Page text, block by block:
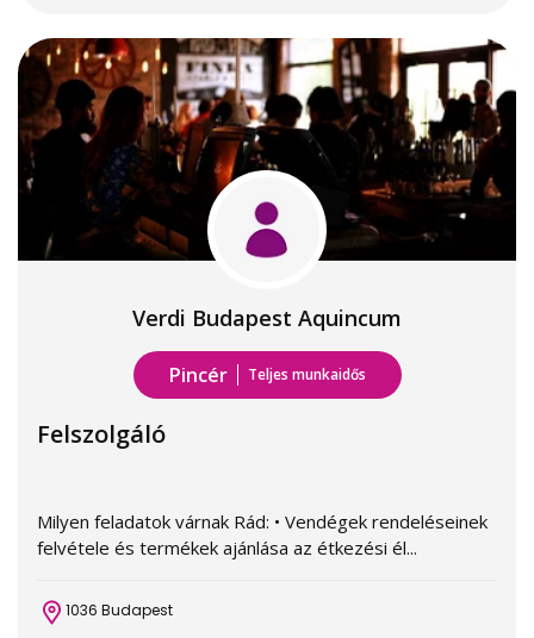
Verdi Budapest Aquincum
Pincér Teljes munkaidős
Felszolgáló
Milyen feladatok várnak Rád: • Vendégek rendeléseinek
felvétele és termékek ajánlása az étkezési él...
1036 Budapest